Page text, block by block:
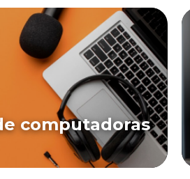
computadoras